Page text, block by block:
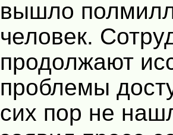
вышло
человек.
продолжают
проблемы
сих пор не